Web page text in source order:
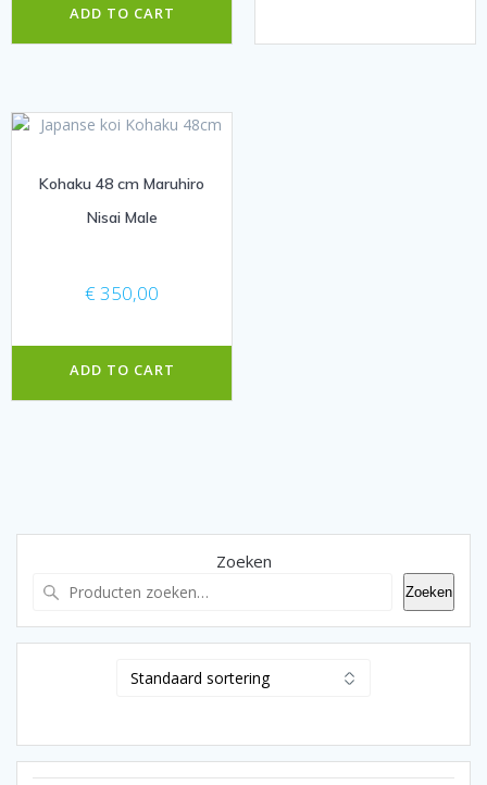
ADD TO CART
Kohaku 48 cm Maruhiro
Nisai Male
€ 350,00
ADD TO CART
Zoeken
Zoeken